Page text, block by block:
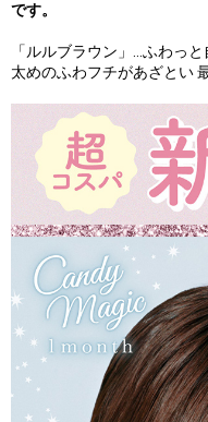
です。
「ルルブラウン」…ふわっと
太めのふわフチがあざとい